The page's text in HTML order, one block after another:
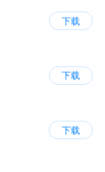
下载
下载
下载